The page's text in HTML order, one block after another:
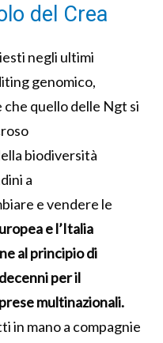
del Crea
negli ultimi
genomico,
quello delle Ngt si
biodiversità
a
e vendere le
e l’Italia
al principio di
per il
multinazionali.
in mano a compagnie